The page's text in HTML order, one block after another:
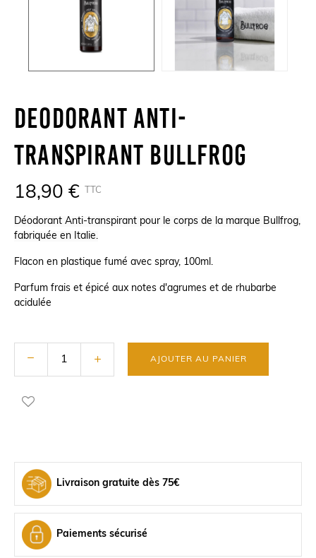
Deodorant Anti-
Transpirant Bullfrog
18,90 € TTC
Déodorant Anti-transpirant pour le corps de la marque Bullfrog,
fabriquée en Italie.
Flacon en plastique fumé avec spray, 100ml.
Parfum frais et épicé aux notes d'agrumes et de rhubarbe
acidulée
AJOUTER AU PANIER
Livraison gratuite dès 75€
Paiements sécurisé